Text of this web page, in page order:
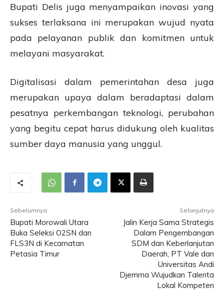
Bupati Delis juga menyampaikan inovasi yang
sukses terlaksana ini merupakan wujud nyata
pada pelayanan publik dan komitmen untuk
melayani masyarakat.
Digitalisasi dalam pemerintahan desa juga
merupakan upaya dalam beradaptasi dalam
pesatnya perkembangan teknologi, perubahan
yang begitu cepat harus didukung oleh kualitas
sumber daya manusia yang unggul.
Sebelumnya
Bupati Morowali Utara
Buka Seleksi O2SN dan
FLS3N di Kecamatan
Petasia Timur
Selanjutnya
Jalin Kerja Sama Strategis
Dalam Pengembangan
SDM dan Keberlanjutan
Daerah, PT Vale dan
Universitas Andi
Djemma Wujudkan Talenta
Lokal Kompeten